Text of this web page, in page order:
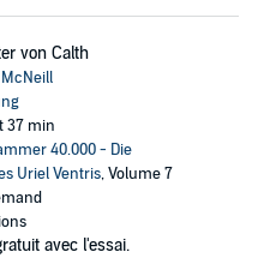
von Calth
37 min
40.000 - Die
Uriel Ventris, Volume 7
avec l'essai.